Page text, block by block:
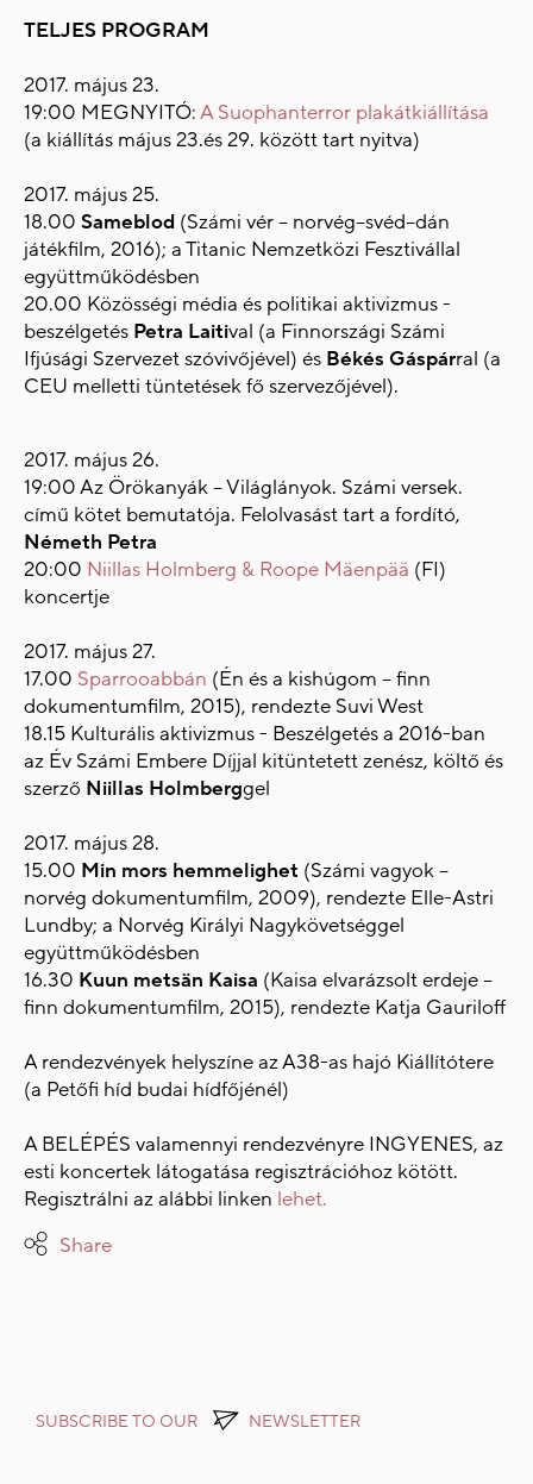
TELJES PROGRAM
2017. május 23.
19:00 MEGNYITÓ:A Suophanterror plakátkiállítása
(a kiállítás május 23.és 29. között tart nyitva)
2017. május 25.
18.00 Sameblod (Számi vér – norvég–svéd–dán
játékfilm, 2016); a Titanic Nemzetközi Fesztivállal
együttműködésben
20.00 Közösségi média és politikai aktivizmus -
beszélgetés Petra Laitival (a Finnországi Számi
Ifjúsági Szervezet szóvivőjével) és Békés Gáspárral (a
CEU melletti tüntetések fő szervezőjével).
2017. május 26.
19:00 Az Örökanyák – Világlányok. Számi versek.
című kötet bemutatója. Felolvasást tart a fordító,
Németh Petra
20:00 Niillas Holmberg & Roope Mäenpää (FI)
koncertje
2017. május 27.
17.00 Sparrooabbán (Én és a kishúgom – finn
dokumentumfilm, 2015), rendezte Suvi West
18.15 Kulturális aktivizmus - Beszélgetés a 2016-ban
az Év Számi Embere Díjjal kitüntetett zenész, költő és
szerző Niillas Holmberggel
2017. május 28.
15.00 Min mors hemmelighet (Számi vagyok –
norvég dokumentumfilm, 2009), rendezte Elle-Astri
Lundby; a Norvég Királyi Nagykövetséggel
együttműködésben
16.30 Kuun metsän Kaisa (Kaisa elvarázsolt erdeje –
finn dokumentumfilm, 2015), rendezte Katja Gauriloff
A rendezvények helyszíne az A38-as hajó Kiállítótere
(a Petőfi híd budai hídfőjénél)
A BELÉPÉS valamennyi rendezvényre INGYENES, az
esti koncertek látogatása regisztrációhoz kötött.
Regisztrálni az alábbi linken lehet.
Share
SUBSCRIBE TO OUR NEWSLETTER